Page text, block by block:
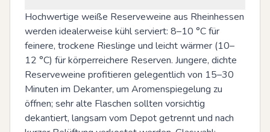
Hochwertige weiße Reserveweine aus Rheinhessen
werden idealerweise kühl serviert: 8–10 °C für
feinere, trockene Rieslinge und leicht wärmer (10–
12 °C) für körperreichere Reserven. Jungere, dichte
Reserveweine profitieren gelegentlich von 15–30
Minuten im Dekanter, um Aromenspiegelung zu
öffnen; sehr alte Flaschen sollten vorsichtig
dekantiert, langsam vom Depot getrennt und nach